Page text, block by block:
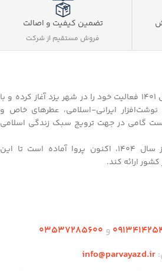
تضمین کیفیت و اصالت
فروش مستقیم از شرکت
فروشگاه فرهنگی پروا از سال ۱۴۰۱ فعالیت خود را در شهر یزد آغاز کرده و با
ایرانی-اسلامی، عطرهای خاص و
گامی در جهت ترویج سبک زندگی اسلامی
با راه‌اندازی فروش مجازی از سال ۱۴۰۴، اکنون پروا آماده است تا این
ارائه کند.
و 03537285600
info@parvayazd.ir